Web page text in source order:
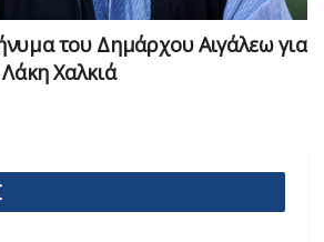
του Δημάρχου Αιγάλεω για
Χαλκιά